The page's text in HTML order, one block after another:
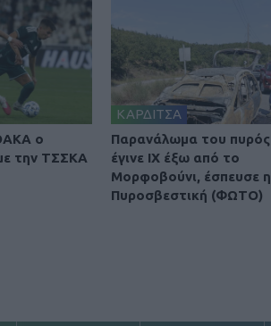
ο
την ΤΣΣΚΑ
ΚΑΡΔΙΤΣΑ
Παρανάλωμα του πυρός
έγινε ΙΧ έξω από το
Μορφοβούνι, έσπευσε η
Πυροσβεστική (ΦΩΤΟ)